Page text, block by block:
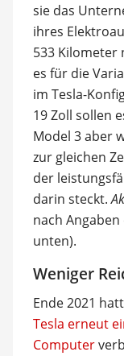
sie das
ihres
533 Kilometer
es für die
im Tesla-
19 Zoll sollen
Model 3 aber
zur gleichen
der
darin steckt.
nach
unten).
Weniger
Ende 2021
Tesla erneut
Computer